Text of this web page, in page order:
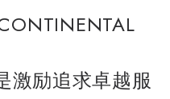
激励追求卓越服